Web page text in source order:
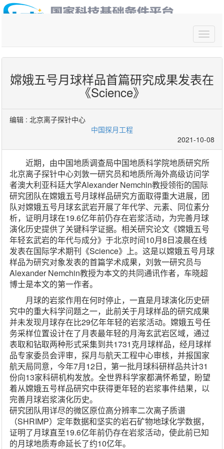
嫦娥五号月球样品首篇研究成果发表在
《Science》
编辑 : 北京离子探针中心
中国探月工程
2021-10-08
近期，由中国地质调查局中国地质科学院地质研究所
北京离子探针中心刘敦一研究员和地质所海外高级访问学
者澳大利亚科廷大学Alexander Nemchin教授领衔的国际
研究团队在嫦娥五号月球样品研究方面取得重大进展，团
队对嫦娥五号月球玄武岩开展了年代学、元素、同位素分
析，证明月球在19.6亿年前仍存在岩浆活动，为完善月球
演化历史提供了关键科学证据。相关研究论文《嫦娥五号
年轻玄武岩的年代与成分》于北京时间10月8日凌晨在线
发表在国际学术期刊《Science》上。这是以嫦娥五号月球
样品为研究对象发表的首篇学术成果，刘敦一研究员与
Alexander Nemchin教授为本文的共同通讯作者，车晓超
博士是本文的第一作者。
月球的岩浆作用在何时停止，一直是月球演化历史研
究中的重大科学问题之一，此前关于月球样品的研究成果
并未发现月球存在比29亿年年轻的岩浆活动。嫦娥五号任
务采样位置设计在了月表最年轻的月海玄武岩区域，通过
表取和钻取两种形式采集到共1731克月球样品，经月球样
品专家委员会评审，探月与航天工程中心审核，并报国家
航天局同意，今年7月12日，第一批月球科研样品共计31
份向13家科研机构发放。全世界科学家都满怀希望，盼望
着从嫦娥五号样品研究中获得更年轻的岩浆事件结果，以
完善月球岩浆演化历史。
研究团队用详尽的微区原位高分辨率二次离子质谱
（SHRIMP）定年数据和坚实的岩石矿物地球化学数据，
证明了月球直至19.6亿年前仍存在岩浆活动，使此前已知
的月球地质寿命延长了约10亿年。